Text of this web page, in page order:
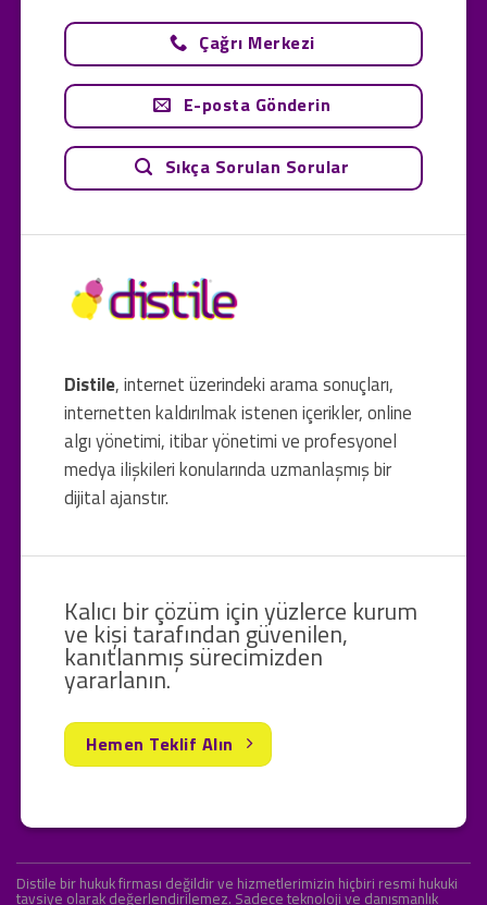
Distile, internet üzerindeki arama sonuçları,
internetten kaldırılmak istenen içerikler, online
algı yönetimi, itibar yönetimi ve profesyonel
medya ilişkileri konularında uzmanlaşmış bir
dijital ajanstır.
Çağrı Merkezi
E-posta Gönderin
Sıkça Sorulan Sorular
Kalıcı bir çözüm için yüzlerce kurum
ve kişi tarafından güvenilen,
kanıtlanmış sürecimizden
yararlanın.
Hemen Teklif Alın
Distile bir hukuk firması değildir ve hizmetlerimizin hiçbiri resmi hukuki
tavsiye olarak değerlendirilemez. Sadece teknoloji ve danışmanlık